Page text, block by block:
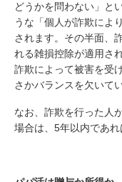
どうかを問わない」と
うな「個人が詐欺によ
されます。その半面、
れる雑損控除が適用さ
詐欺によって被害を受
さかバランスを欠いて
なお、詐欺を行った人
場合は、5年以内であれ